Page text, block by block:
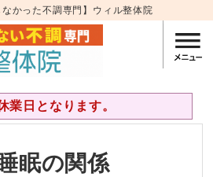
かった不調専門】ウィル整体院
業日となります。
眠の関係